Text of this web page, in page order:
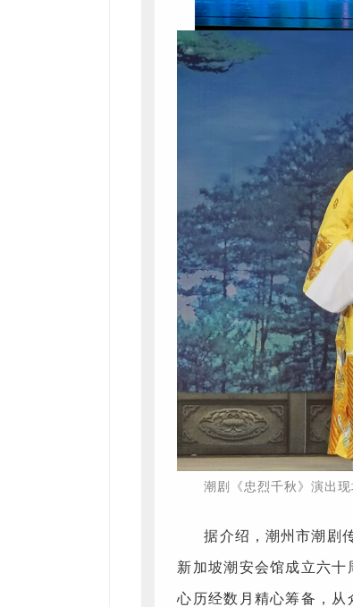
潮剧《忠烈千秋》演出现
据介绍，潮州市潮剧
新加坡潮安会馆成立六
心历经数月精心筹备，